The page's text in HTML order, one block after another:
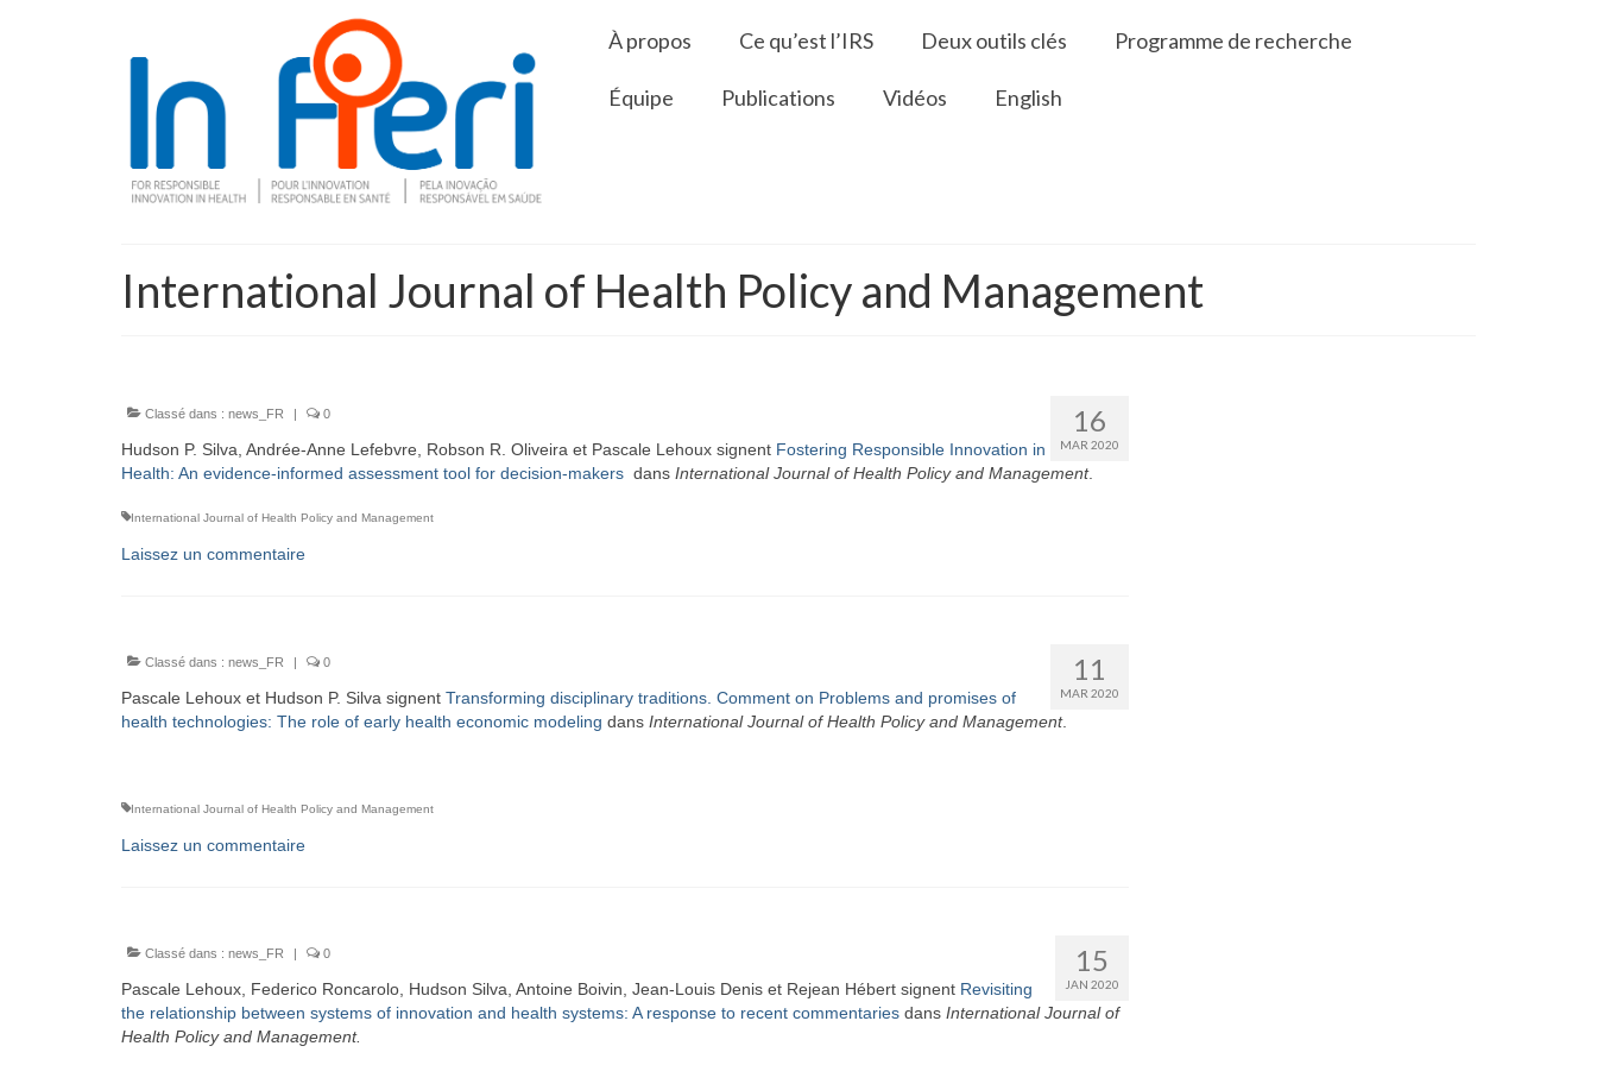
À propos Ce qu’est l’IRS Deux outils clés Programme de recherche
Équipe Publications Vidéos English
International Journal of Health Policy and Management
16
MAR 2020
Classé dans : news_FR | 0
Hudson P. Silva, Andrée-Anne Lefebvre, Robson R. Oliveira et Pascale Lehoux signent Fostering Responsible Innovation in
Health: An evidence-informed assessment tool for decision-makers dans International Journal of Health Policy and Management.
International Journal of Health Policy and Management
Laissez un commentaire
11
MAR 2020
Classé dans : news_FR | 0
Pascale Lehoux et Hudson P. Silva signent Transforming disciplinary traditions. Comment on Problems and promises of
health technologies: The role of early health economic modeling dans International Journal of Health Policy and Management.
International Journal of Health Policy and Management
Laissez un commentaire
15
JAN 2020
Classé dans : news_FR | 0
Pascale Lehoux, Federico Roncarolo, Hudson Silva, Antoine Boivin, Jean-Louis Denis et Rejean Hébert signent Revisiting
the relationship between systems of innovation and health systems: A response to recent commentaries dans International Journal of
Health Policy and Management.